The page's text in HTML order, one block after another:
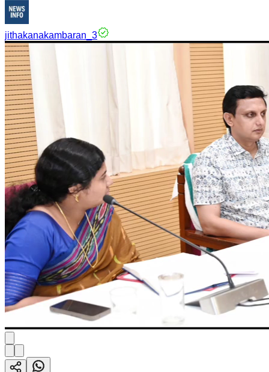
jithakanakambaran_3